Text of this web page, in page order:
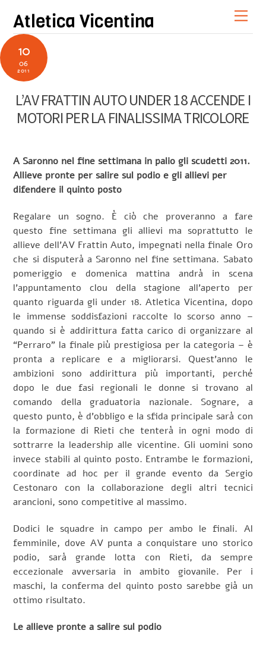
content
Atletica Vicentina
10
06
2011
L’AV FRATTIN AUTO UNDER 18 ACCENDE I
MOTORI PER LA FINALISSIMA TRICOLORE
A Saronno nel fine settimana in palio gli scudetti 2011.
Allieve pronte per salire sul podio e gli allievi per
difendere il quinto posto
Regalare un sogno. È ciò che proveranno a fare
questo fine settimana gli allievi ma soprattutto le
allieve dell’AV Frattin Auto, impegnati nella finale Oro
che si disputerà a Saronno nel fine settimana. Sabato
pomeriggio e domenica mattina andrà in scena
l’appuntamento clou della stagione all’aperto per
quanto riguarda gli under 18. Atletica Vicentina, dopo
le immense soddisfazioni raccolte lo scorso anno –
quando si è addirittura fatta carico di organizzare al
“Perraro” la finale più prestigiosa per la categoria – è
pronta a replicare e a migliorarsi. Quest’anno le
ambizioni sono addirittura più importanti, perché
dopo le due fasi regionali le donne si trovano al
comando della graduatoria nazionale. Sognare, a
questo punto, è d’obbligo e la sfida principale sarà con
la formazione di Rieti che tenterà in ogni modo di
sottrarre la leadership alle vicentine. Gli uomini sono
invece stabili al quinto posto. Entrambe le formazioni,
coordinate ad hoc per il grande evento da Sergio
Cestonaro con la collaborazione degli altri tecnici
arancioni, sono competitive al massimo.
Dodici le squadre in campo per ambo le finali. Al
femminile, dove AV punta a conquistare uno storico
podio, sarà grande lotta con Rieti, da sempre
eccezionale avversaria in ambito giovanile. Per i
maschi, la conferma del quinto posto sarebbe già un
ottimo risultato.
Le allieve pronte a salire sul podio